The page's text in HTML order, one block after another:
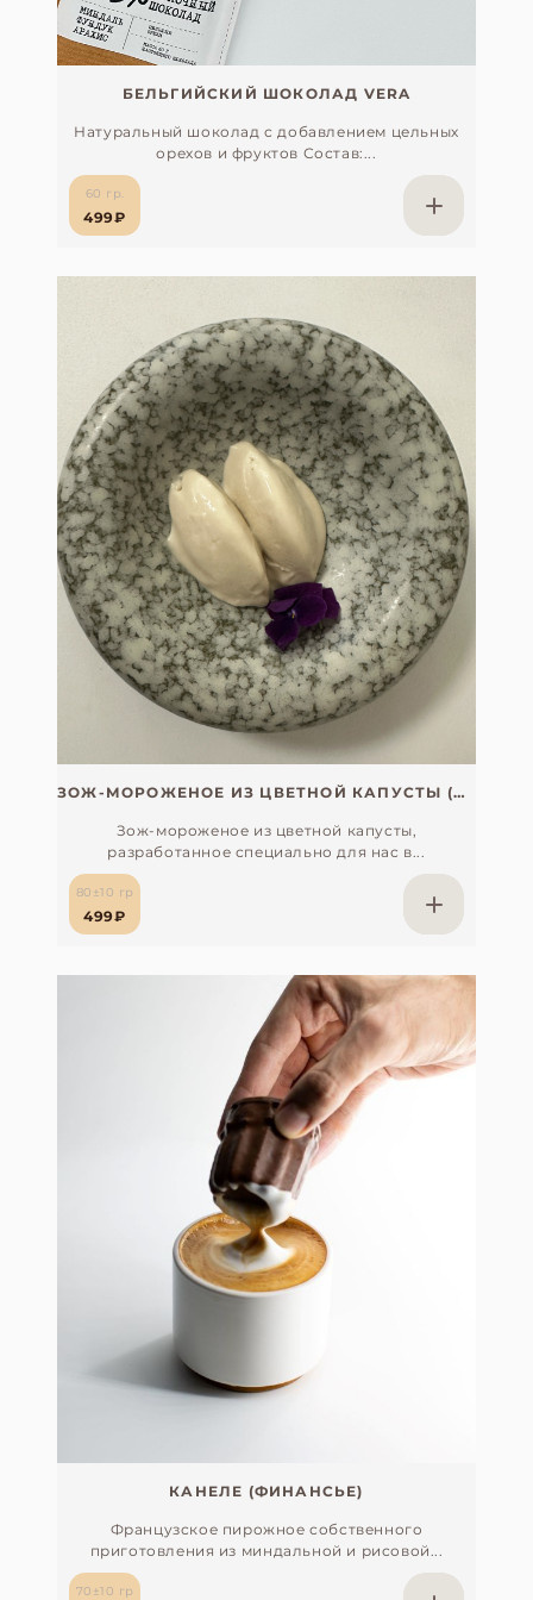
БЕЛЬГИЙСКИЙ ШОКОЛАД VERA
Натуральный шоколад с добавлением цельных
орехов и фруктов Состав:...
60 гр.
499₽
ЗОЖ-МОРОЖЕНОЕ ИЗ ЦВЕТНОЙ КАПУСТЫ (ХИТ)
Зож-мороженое из цветной капусты,
разработанное специально для нас в...
80±10 гр
499₽
КАНЕЛЕ (ФИНАНСЬЕ)
Французское пирожное собственного
приготовления из миндальной и рисовой...
70±10 гр